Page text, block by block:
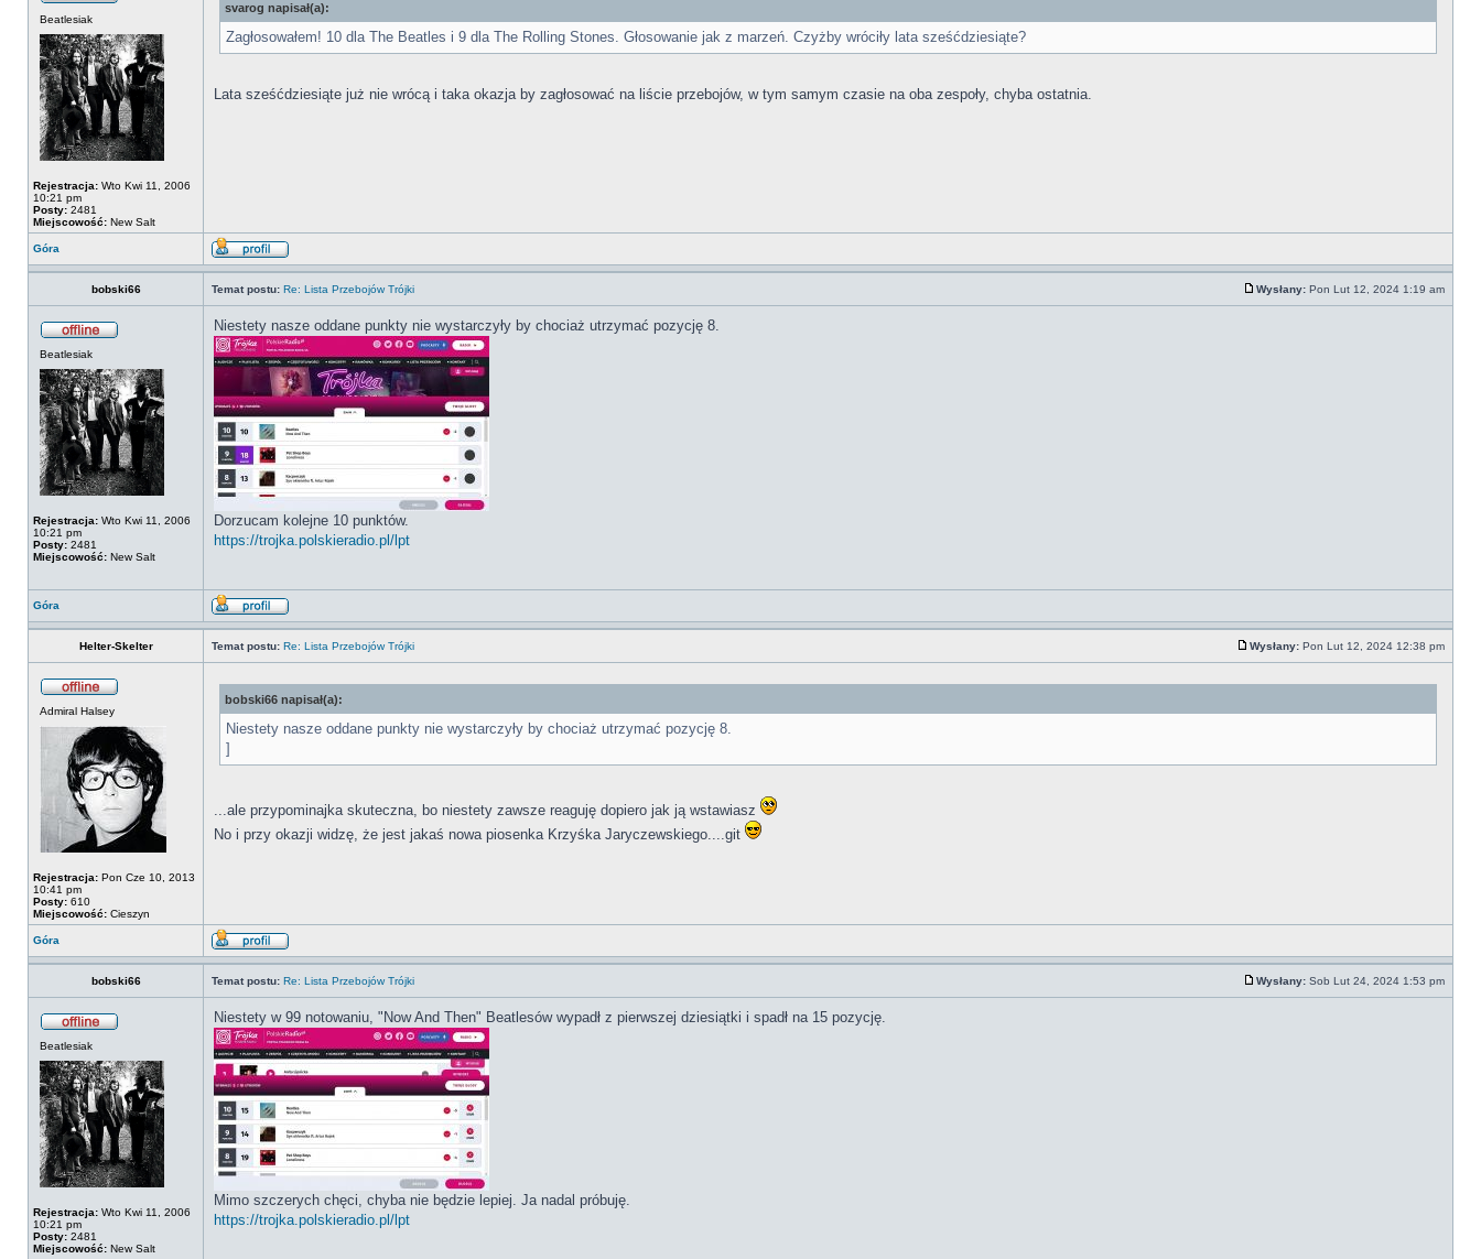
Beatlesiak
Rejestracja: Wto Kwi 11, 2006
10:21 pm
Posty: 2481
Miejscowość: New Salt
svarog napisał(a):
Zagłosowałem! 10 dla The Beatles i 9 dla The Rolling Stones. Głosowanie jak z marzeń. Czyżby wróciły lata sześćdziesiąte?
Lata sześćdziesiąte już nie wrócą i taka okazja by zagłosować na liście przebojów, w tym samym czasie na oba zespoły, chyba ostatnia.
Góra
bobski66 Temat postu: Re: Lista Przebojów Trójki Wysłany: Pon Lut 12, 2024 1:19 am
Beatlesiak
Rejestracja: Wto Kwi 11, 2006
10:21 pm
Posty: 2481
Miejscowość: New Salt
Niestety nasze oddane punkty nie wystarczyły by chociaż utrzymać pozycję 8.
Dorzucam kolejne 10 punktów.
https://trojka.polskieradio.pl/lpt
Góra
Helter-Skelter Temat postu: Re: Lista Przebojów Trójki Wysłany: Pon Lut 12, 2024 12:38 pm
Admiral Halsey
Rejestracja: Pon Cze 10, 2013
10:41 pm
Posty: 610
Miejscowość: Cieszyn
bobski66 napisał(a):
Niestety nasze oddane punkty nie wystarczyły by chociaż utrzymać pozycję 8.
]
...ale przypominajka skuteczna, bo niestety zawsze reaguję dopiero jak ją wstawiasz
No i przy okazji widzę, że jest jakaś nowa piosenka Krzyśka Jaryczewskiego....git
Góra
bobski66 Temat postu: Re: Lista Przebojów Trójki Wysłany: Sob Lut 24, 2024 1:53 pm
Beatlesiak
Rejestracja: Wto Kwi 11, 2006
10:21 pm
Posty: 2481
Miejscowość: New Salt
Niestety w 99 notowaniu, "Now And Then" Beatlesów wypadł z pierwszej dziesiątki i spadł na 15 pozycję.
Mimo szczerych chęci, chyba nie będzie lepiej. Ja nadal próbuję.
https://trojka.polskieradio.pl/lpt